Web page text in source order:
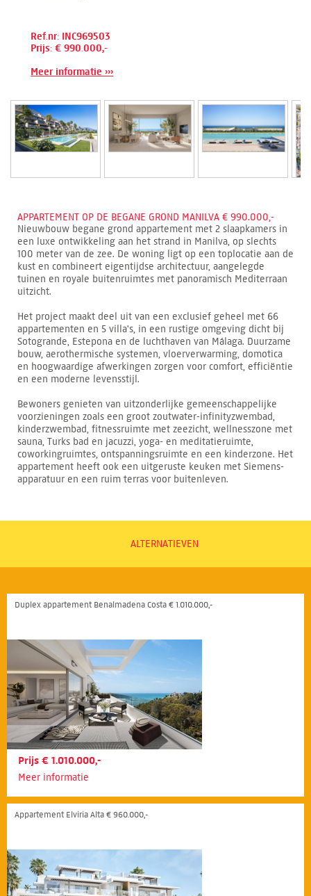
Ref.nr: INC969503
Prijs: € 990.000,-
Meer informatie ›››
APPARTEMENT OP DE BEGANE GROND MANILVA € 990.000,-
Nieuwbouw begane grond appartement met 2 slaapkamers in
een luxe ontwikkeling aan het strand in Manilva, op slechts
100 meter van de zee. De woning ligt op een toplocatie aan de
kust en combineert eigentijdse architectuur, aangelegde
tuinen en royale buitenruimtes met panoramisch Mediterraan
uitzicht.
Het project maakt deel uit van een exclusief geheel met 66
appartementen en 5 villa's, in een rustige omgeving dicht bij
Sotogrande, Estepona en de luchthaven van Málaga. Duurzame
bouw, aerothermische systemen, vloerverwarming, domotica
en hoogwaardige afwerkingen zorgen voor comfort, efficiëntie
en een moderne levensstijl.
Bewoners genieten van uitzonderlijke gemeenschappelijke
voorzieningen zoals een groot zoutwater-infinityzwembad,
kinderzwembad, fitnessruimte met zeezicht, wellnesszone met
sauna, Turks bad en jacuzzi, yoga- en meditatieruimte,
coworkingruimtes, ontspanningsruimte en een kinderzone. Het
appartement heeft ook een uitgeruste keuken met Siemens-
apparatuur en een ruim terras voor buitenleven.
ALTERNATIEVEN
Duplex appartement Benalmadena Costa € 1.010.000,-
Prijs € 1.010.000,-
Meer informatie
Appartement Elviria Alta € 960.000,-